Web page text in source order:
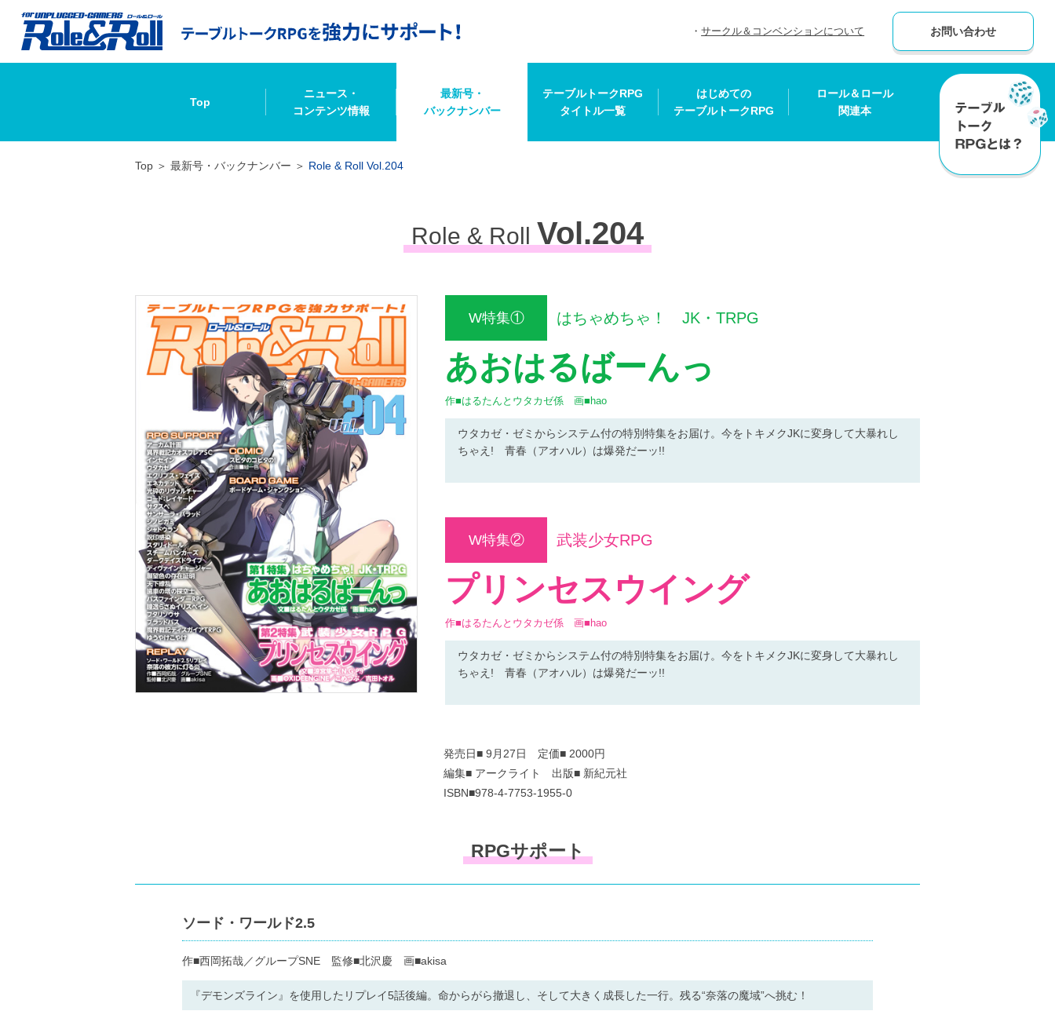
サークル＆コンベンションについて お問い合わせ
Top
ニュース・
コンテンツ情報
最新号・
バックナンバー
テーブルトークRPG
タイトル一覧
はじめての
テーブルトークRPG
ロール＆ロール
関連本
Top 最新号・バックナンバー Role & Roll Vol.204
Role & Roll Vol.204
W特集① はちゃめちゃ！ JK・TRPG
あおはるばーんっ
作■はるたんとウタカゼ係 画■hao
ウタカゼ・ゼミからシステム付の特別特集をお届け。今をトキメクJKに変身して大暴れし
ちゃえ! 青春（アオハル）は爆発だーッ!!
W特集② 武装少女RPG
プリンセスウイング
作■はるたんとウタカゼ係 画■hao
ウタカゼ・ゼミからシステム付の特別特集をお届け。今をトキメクJKに変身して大暴れし
ちゃえ! 青春（アオハル）は爆発だーッ!!
発売日■ 9月27日 定価■ 2000円
編集■ アークライト 出版■ 新紀元社
ISBN■978-4-7753-1955-0
RPGサポート
ソード・ワールド2.5
作■西岡拓哉／グループSNE 監修■北沢慶 画■akisa
『デモンズライン』を使用したリプレイ5話後編。命からがら撤退し、そして大きく成長した一行。残る“奈落の魔域”へ挑む！